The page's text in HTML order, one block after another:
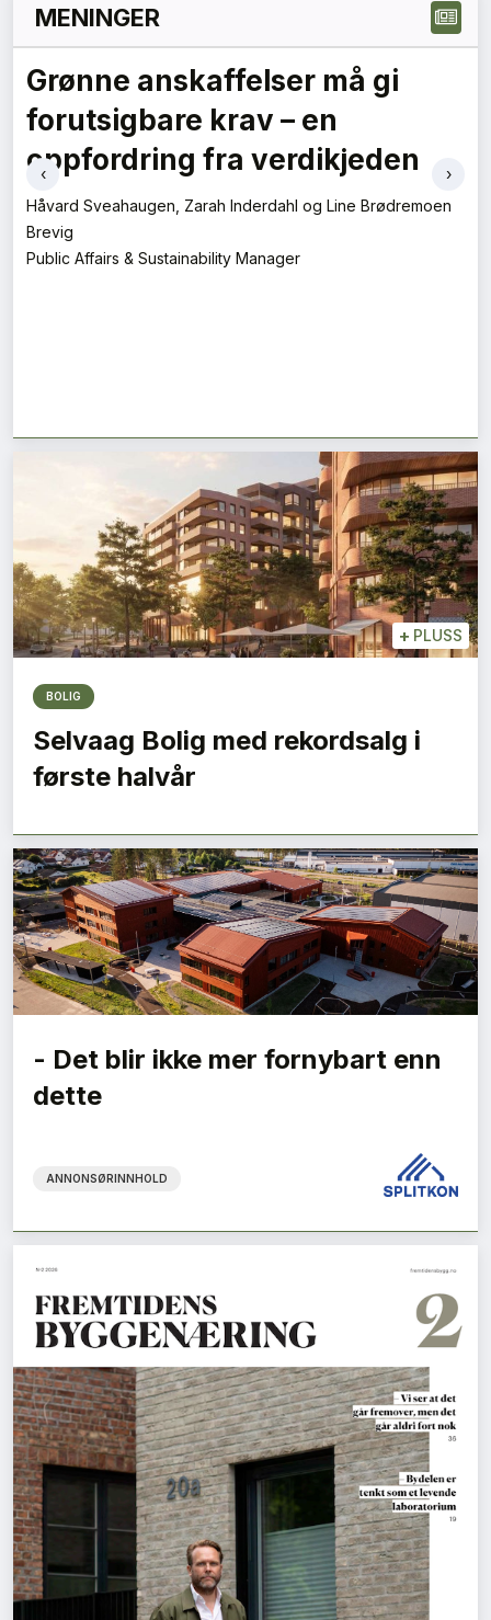
MENINGER
En ny vår for transformasjon
Mie Fuglseth
Daglig leder
‹
›
+ PLUSS
BOLIG
Selvaag Bolig med rekordsalg i
første halvår
- Det blir ikke mer fornybart enn
dette
ANNONSØRINNHOLD